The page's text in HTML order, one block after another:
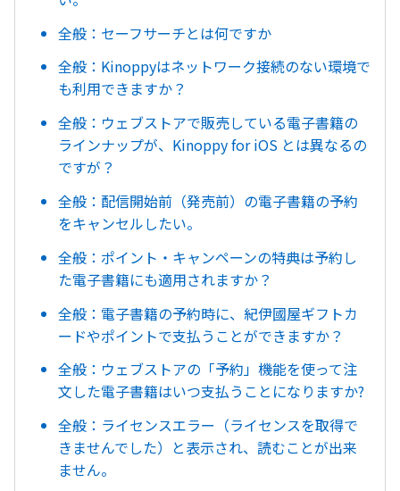
全般：セーフサーチとは何ですか
全般：Kinoppyはネットワーク接続のない環境で
も利用できますか？
全般：ウェブストアで販売している電子書籍の
ラインナップが、Kinoppy for iOS とは異なるの
ですが？
全般：配信開始前（発売前）の電子書籍の予約
をキャンセルしたい。
全般：ポイント・キャンペーンの特典は予約し
た電子書籍にも適用されますか？
全般：電子書籍の予約時に、紀伊國屋ギフトカ
ードやポイントで支払うことができますか？
全般：ウェブストアの「予約」機能を使って注
文した電子書籍はいつ支払うことになりますか?
全般：ライセンスエラー（ライセンスを取得で
きませんでした）と表示され、読むことが出来
ません。